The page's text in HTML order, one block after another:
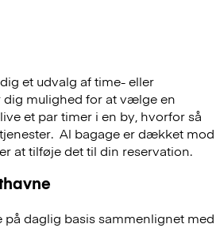
et udvalg af time- eller
dig mulighed for at vælge en
et par timer i en by, hvorfor så
Al bagage er dækket mod
at tilføje det til din reservation.
daglig basis sammenlignet med